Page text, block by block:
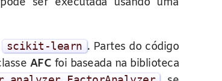
scikit-learn . Partes do código
AFC foi baseada na biblioteca